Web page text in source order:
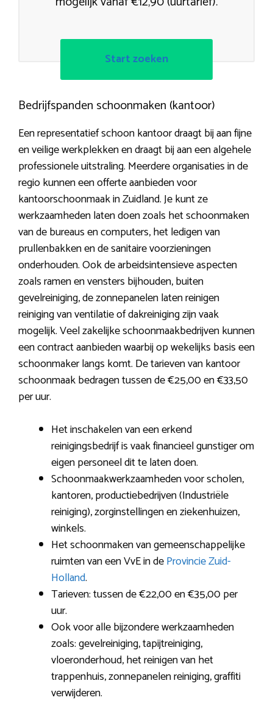
Start zoeken
Bedrijfspanden schoonmaken (kantoor)
Een representatief schoon kantoor draagt bij aan fijne
en veilige werkplekken en draagt bij aan een algehele
professionele uitstraling. Meerdere organisaties in de
regio kunnen een offerte aanbieden voor
kantoorschoonmaak in Zuidland. Je kunt ze
werkzaamheden laten doen zoals het schoonmaken
van de bureaus en computers, het ledigen van
prullenbakken en de sanitaire voorzieningen
onderhouden. Ook de arbeidsintensieve aspecten
zoals ramen en vensters bijhouden, buiten
gevelreiniging, de zonnepanelen laten reinigen
reiniging van ventilatie of dakreiniging zijn vaak
mogelijk. Veel zakelijke schoonmaakbedrijven kunnen
een contract aanbieden waarbij op wekelijks basis een
schoonmaker langs komt. De tarieven van kantoor
schoonmaak bedragen tussen de €25,00 en €33,50
per uur.
Het inschakelen van een erkend
reinigingsbedrijf is vaak financieel gunstiger om
eigen personeel dit te laten doen.
Schoonmaakwerkzaamheden voor scholen,
kantoren, productiebedrijven (Industriële
reiniging), zorginstellingen en ziekenhuizen,
winkels.
Het schoonmaken van gemeenschappelijke
ruimten van een VvE in deProvincie Zuid-
Holland.
Tarieven: tussen de €22,00 en €35,00 per
uur.
Ook voor alle bijzondere werkzaamheden
zoals: gevelreiniging, tapijtreiniging,
vloeronderhoud, het reinigen van het
trappenhuis, zonnepanelen reiniging, graffiti
verwijderen.